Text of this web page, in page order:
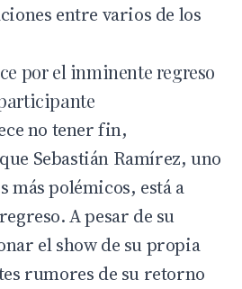
entre varios de los
por el inminente regreso
no tener fin,
Sebastián Ramírez, uno
más polémicos, está a
A pesar de su
el show de su propia
rumores de su retorno